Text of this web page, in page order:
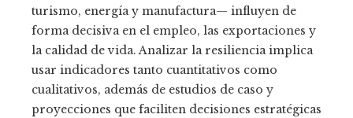
turismo, energía y manufactura— influyen de
forma decisiva en el empleo, las exportaciones y
la calidad de vida. Analizar la resiliencia implica
usar indicadores tanto cuantitativos como
cualitativos, además de estudios de caso y
proyecciones que faciliten decisiones estratégicas